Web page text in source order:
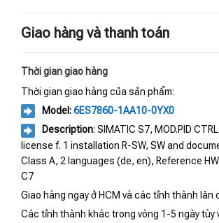
Giao hàng và thanh toán
Thời gian giao hàng
Thời gian giao hàng của sản phẩm:
Model:6ES7860-1AA10-0YX0
Description: SIMATIC S7, MOD.PID
license f. 1 installation R-SW, SW and
Class A, 2 languages (de, en), Reference
C7
Giao hàng ngay ở HCM và các tỉnh thành lân
Các tỉnh thành khác trong vòng 1-5 ngày tùy